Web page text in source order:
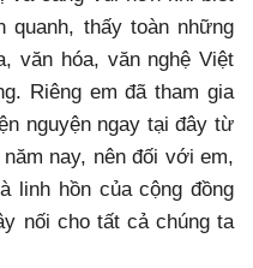
quanh, thấy toàn những
văn hóa, văn nghệ Việt
Riêng em đã tham gia
nguyện ngay tại đây từ
nay, nên đối với em,
linh hồn của cộng đồng
nối cho tất cả chúng ta